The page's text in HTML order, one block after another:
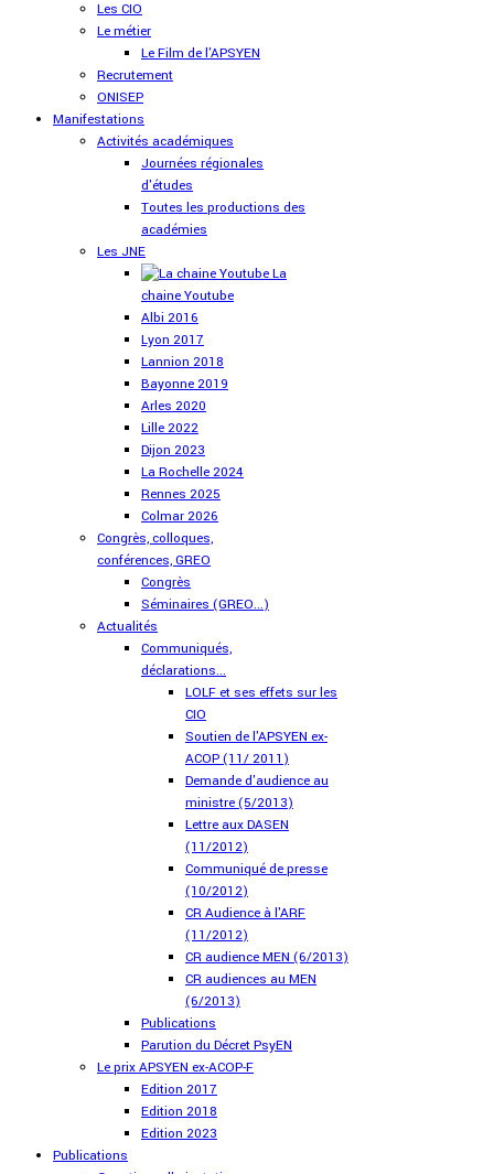
Les CIO
Le métier
Le Film de l'APSYEN
Recrutement
ONISEP
Manifestations
Activités académiques
Journées régionales
d'études
Toutes les productions des
académies
Les JNE
La
chaine Youtube
Albi 2016
Lyon 2017
Lannion 2018
Bayonne 2019
Arles 2020
Lille 2022
Dijon 2023
La Rochelle 2024
Rennes 2025
Colmar 2026
Congrès, colloques,
conférences, GREO
Congrès
Séminaires (GREO...)
Actualités
Communiqués,
déclarations...
LOLF et ses effets sur les
CIO
Soutien de l'APSYEN ex-
ACOP (11/ 2011)
Demande d'audience au
ministre (5/2013)
Lettre aux DASEN
(11/2012)
Communiqué de presse
(10/2012)
CR Audience à l'ARF
(11/2012)
CR audience MEN (6/2013)
CR audiences au MEN
(6/2013)
Publications
Parution du Décret PsyEN
Le prix APSYEN ex-ACOP-F
Edition 2017
Edition 2018
Edition 2023
Publications